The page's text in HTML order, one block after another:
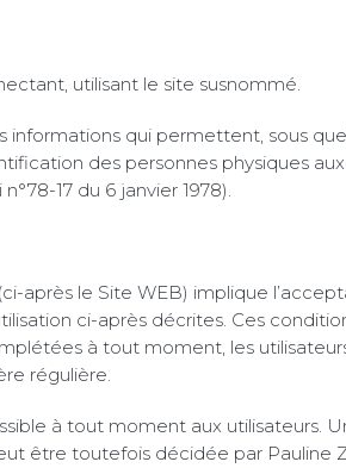
utilisant le site susnommé.
informations qui permettent, sous
des personnes physiques
17 du 6 janvier 1978).
après le Site WEB) implique
ci-après décrites. Ces
à tout moment, les
régulière.
à tout moment aux utilisateurs.
être toutefois décidée par Pauline